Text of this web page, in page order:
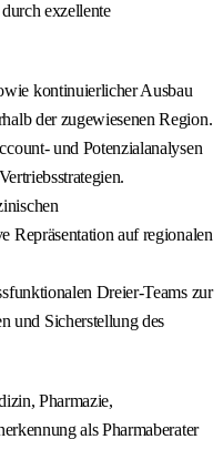
exzellente
kontinuierlicher Ausbau
der zugewiesenen Region.
und Potenzialanalysen
Repräsentation auf regionalen
Dreier-Teams zur
und Sicherstellung des
Pharmazie,
als Pharmaberater